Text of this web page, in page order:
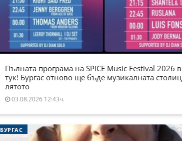
Пълната програма на SPICE Music Festival 2026
тук! Бургас отново ще бъде музикалната
лятото
03.08.2026 12:43ч.
БУРГАС